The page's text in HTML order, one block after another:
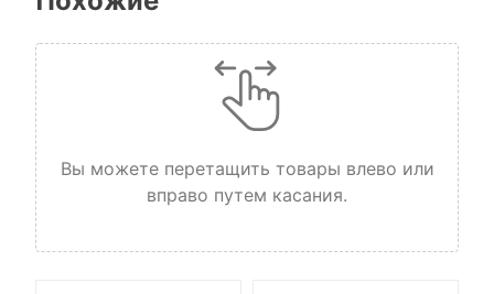
Вы можете перетащить товары влево или
вправо путем касания.